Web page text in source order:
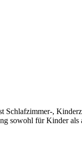
Schlafzimmer-,
sowohl für Kinder als